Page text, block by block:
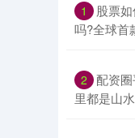
1
股票
吗?全球首
2 配资
里都是山